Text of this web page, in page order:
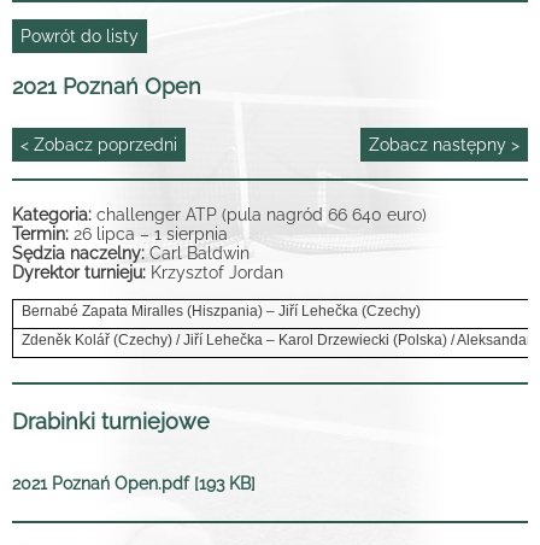
Powrót do listy
2021 Poznań Open
< Zobacz poprzedni Zobacz następny >
Kategoria: challenger ATP (pula nagród 66 640 euro)
Termin: 26 lipca – 1 sierpnia
Sędzia naczelny:Carl Baldwin
Dyrektor turnieju: Krzysztof Jordan
Bernabé Zapata Miralles (Hiszpania) – Jiří Lehečka (Czechy)
Zdeněk Kolář (Czechy) / Jiří Lehečka – Karol Drzewiecki (Polska) / Aleksandar
Drabinki turniejowe
2021 Poznań Open.pdf [193 KB]